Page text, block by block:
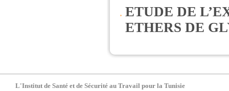
ETUDE DE
ETHERS DE
L'Institut de Santé et de Sécurité au Travail pour la Tunisie